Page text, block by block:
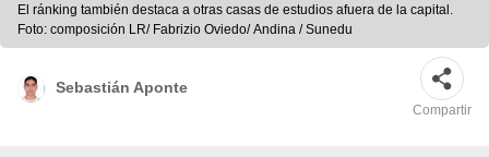
El ránking también destaca a otras casas de estudios afuera de la capital.
Foto: composición LR/ Fabrizio Oviedo/ Andina / Sunedu
Sebastián Aponte
Compartir